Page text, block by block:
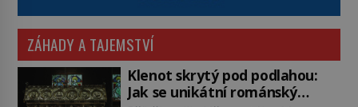
ZÁHADY A TAJEMSTVÍ
Klenot skrytý pod podlahou:
Jak se unikátní románský